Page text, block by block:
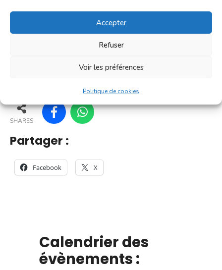
Accepter
Refuser
Voir les préférences
Politique de cookies
[...]
En savoir plus
SHARES
Partager :
Facebook X
Calendrier des
évènements :